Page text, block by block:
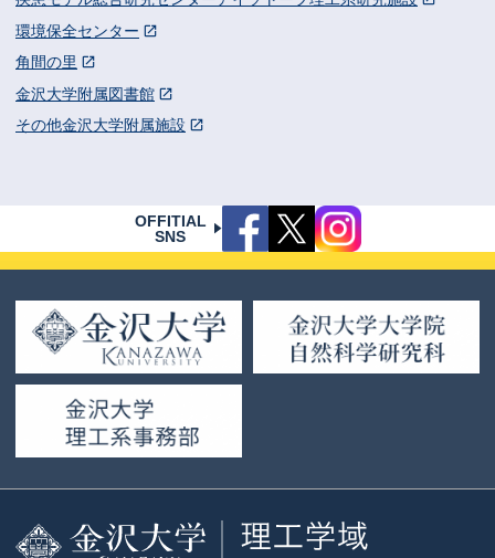
環境保全センター
角間の里
金沢大学附属図書館
その他金沢大学附属施設
OFFITIAL
SNS